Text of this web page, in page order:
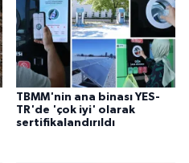
TBMM'nin ana binası YES-
TR'de 'çok iyi' olarak
sertifikalandırıldı